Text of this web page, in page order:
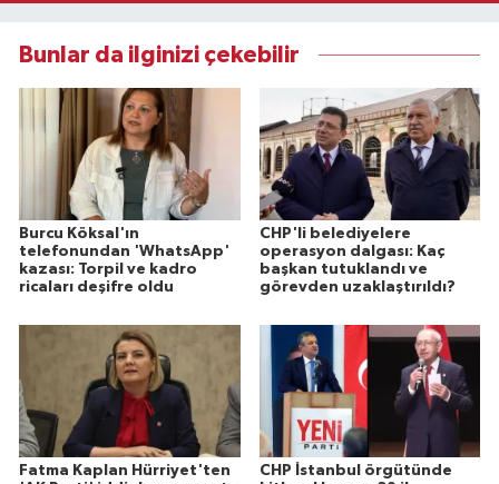
Bunlar da ilginizi çekebilir
Burcu Köksal'ın
telefonundan 'WhatsApp'
kazası: Torpil ve kadro
ricaları deşifre oldu
CHP'li belediyelere
operasyon dalgası: Kaç
başkan tutuklandı ve
görevden uzaklaştırıldı?
Fatma Kaplan Hürriyet'ten
CHP İstanbul örgütünde